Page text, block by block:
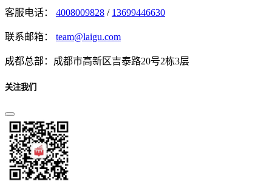
客服电话： 4008009828 / 13699446630
联系邮箱： team@laigu.com
成都总部：成都市高新区吉泰路20号2栋3层
关注我们